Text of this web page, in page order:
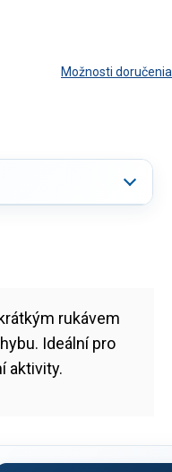
Možnosti doručenia
rukávem
Ideální pro
aktivity.